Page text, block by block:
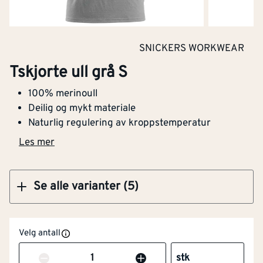
SNICKERS WORKWEAR
Tskjorte ull grå S
100% merinoull
Deilig og mykt materiale
Naturlig regulering av kroppstemperatur
Les mer
Se alle varianter (5)
Kjøp
Kjøp
Velg antall
Antall stk
Flammehemmende
versjon
Høy synlighet
(signalfarger)
Barnemodell Nei
Varslingsbeskyttelse i
henhold til EN ISO 20471